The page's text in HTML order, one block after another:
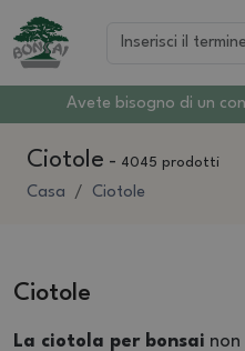
Avete bisogno di un
Ciotole - 4045 prodotti
Casa Ciotole
Ciotole
La ciotola per bonsai non